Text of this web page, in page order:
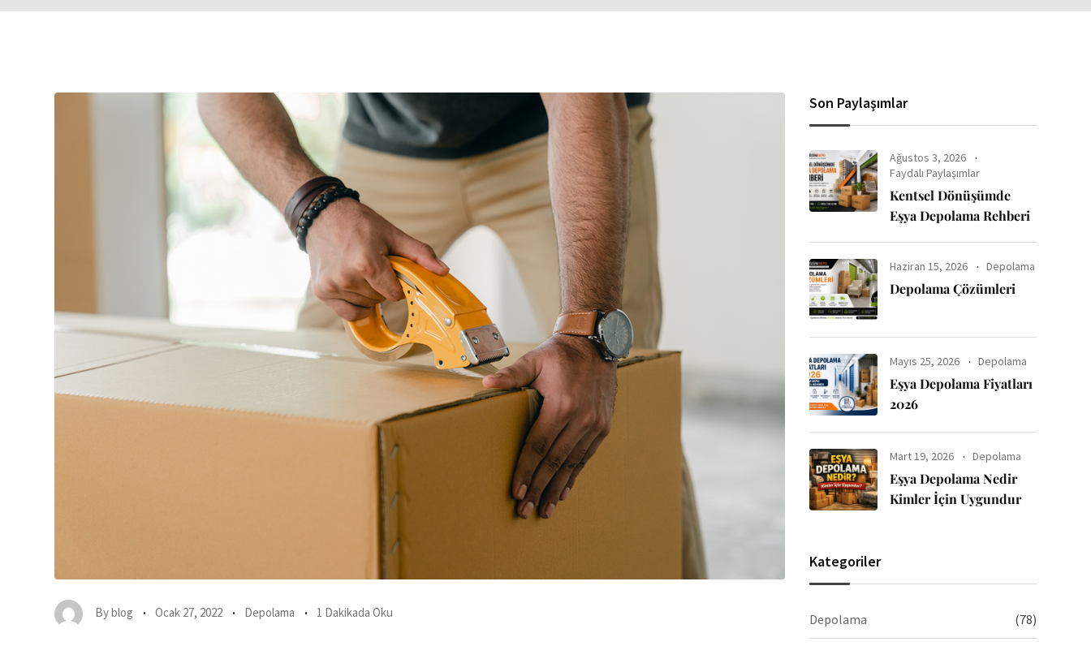
Byblog Ocak 27, 2022 Depolama 1 Dakikada Oku
Son Paylaşımlar
Ağustos 3, 2026
Faydalı Paylaşımlar
Kentsel Dönüşümde
Eşya Depolama Rehberi
Haziran 15, 2026 Depolama
Depolama Çözümleri
Mayıs 25, 2026 Depolama
Eşya Depolama Fiyatları
2026
Mart 19, 2026 Depolama
Eşya Depolama Nedir
Kimler İçin Uygundur
Kategoriler
Depolama (78)